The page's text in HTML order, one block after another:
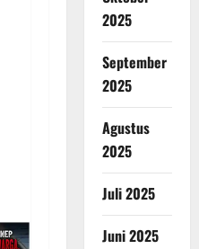
2025
September
2025
Agustus
2025
Juli 2025
Juni 2025